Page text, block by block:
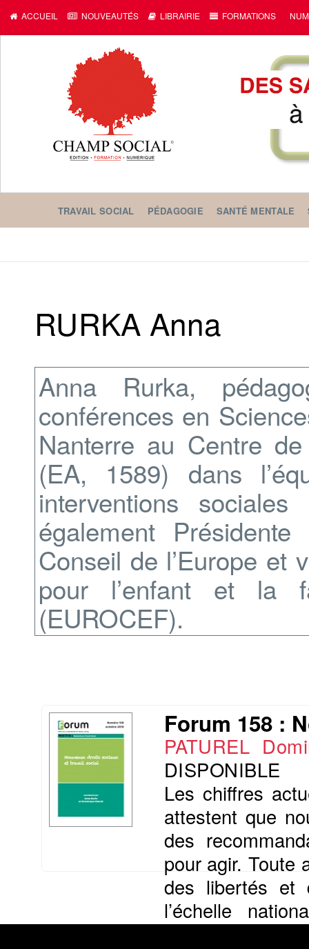
ACCUEIL NOUVEAUTÉS LIBRAIRIE FORMATIONS
TRAVAIL SOCIAL PÉDAGOGIE SANTÉ MENTALE
RURKA Anna
Anna Rurka,
conférences en
Nanterre au Centre
(EA, 1589) dans
interventions
également
Conseil de l’Europe et
pour l’enfant et la
(EUROCEF).
Forum 158 :
PATUREL
DISPONIBLE
Les chiffres
attestent que
des
pour agir. Toute
des libertés et
l’échelle
d’association...